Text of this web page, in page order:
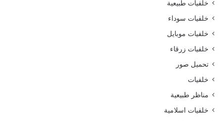
خلفيات طبيعية
خلفيات سوداء
خلفيات موبايل
خلفيات زرقاء
تحميل صور
خلفيات
مناظر طبيعية
خلفيات اسلامية